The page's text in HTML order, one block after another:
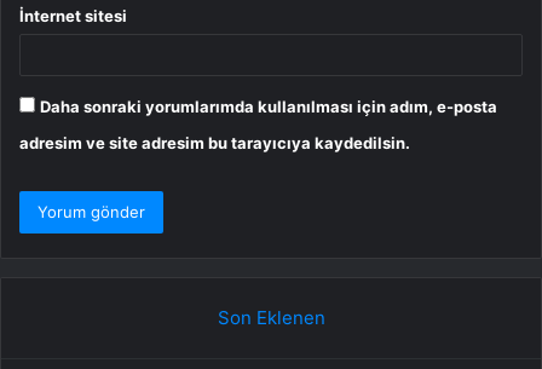
İnternet sitesi
Daha sonraki yorumlarımda kullanılması için adım, e-posta
adresim ve site adresim bu tarayıcıya kaydedilsin.
Son Eklenen